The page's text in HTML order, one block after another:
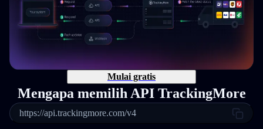
Mulai gratis
Mengapa memilih API TrackingMore
https://api.trackingmore.com/v4